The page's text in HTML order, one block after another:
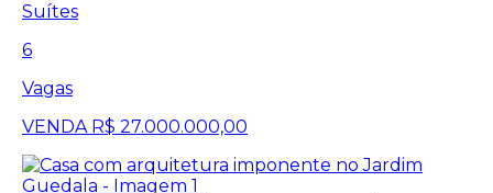
Suítes
6
Vagas
VENDA R$ 27.000.000,00